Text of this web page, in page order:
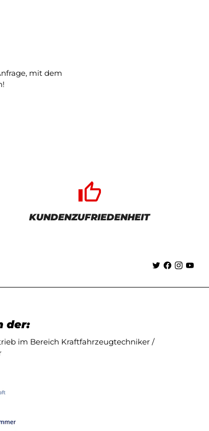
mit dem
thumb_up_alt
KUNDENZUFRIEDENHEIT
der:
im Bereich Kraftfahrzeugtechniker /